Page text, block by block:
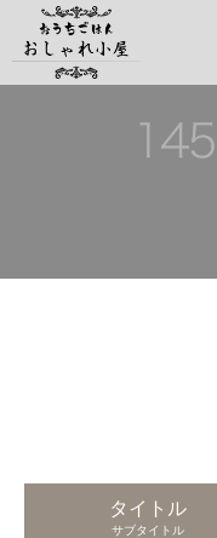
タイトル
サブタイトル